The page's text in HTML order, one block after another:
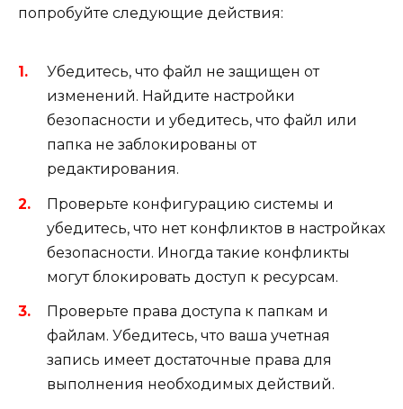
попробуйте следующие действия:
Убедитесь, что файл не защищен от
изменений. Найдите настройки
безопасности и убедитесь, что файл или
папка не заблокированы от
редактирования.
Проверьте конфигурацию системы и
убедитесь, что нет конфликтов в настройках
безопасности. Иногда такие конфликты
могут блокировать доступ к ресурсам.
Проверьте права доступа к папкам и
файлам. Убедитесь, что ваша учетная
запись имеет достаточные права для
выполнения необходимых действий.